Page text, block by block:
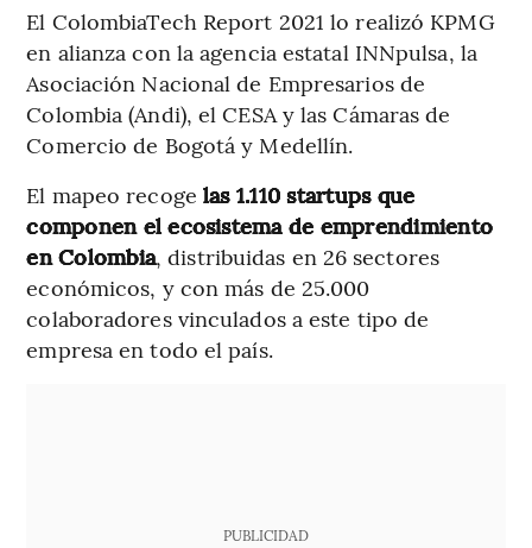
El ColombiaTech Report 2021 lo realizó KPMG
en alianza con la agencia estatal INNpulsa, la
Asociación Nacional de Empresarios de
Colombia (Andi), el CESA y las Cámaras de
Comercio de Bogotá y Medellín.
El mapeo recoge las 1.110 startups que
componen el ecosistema de emprendimiento
en Colombia, distribuidas en 26 sectores
económicos, y con más de 25.000
colaboradores vinculados a este tipo de
empresa en todo el país.
PUBLICIDAD